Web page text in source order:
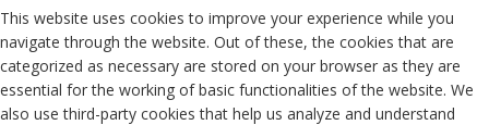
This website uses cookies to improve your experience while you
navigate through the website. Out of these, the cookies that are
categorized as necessary are stored on your browser as they are
essential for the working of basic functionalities of the website. We
also use third-party cookies that help us analyze and understand